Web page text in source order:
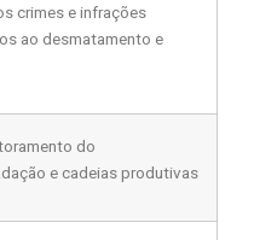
crimes e infrações
ao desmatamento e
do
e cadeias produtivas